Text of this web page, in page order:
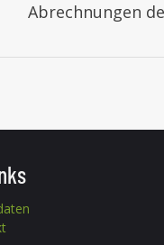
Abrechnungen